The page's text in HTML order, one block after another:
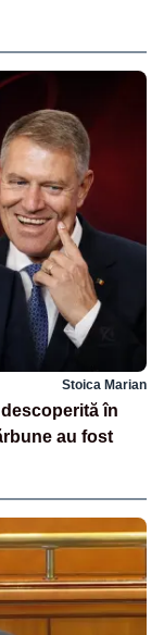
Stoica Marian
în
au fost